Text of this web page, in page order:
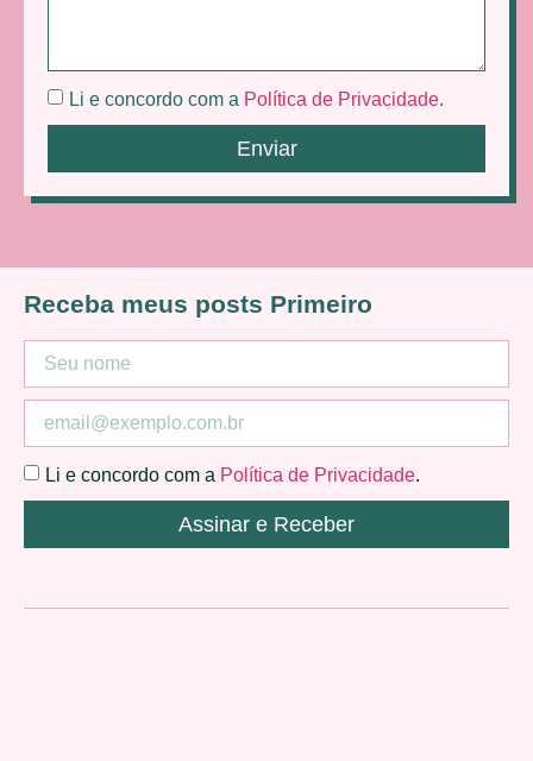
Li e concordo com a Política de Privacidade.
Enviar
Receba meus posts Primeiro
Li e concordo com a Política de Privacidade.
Assinar e Receber